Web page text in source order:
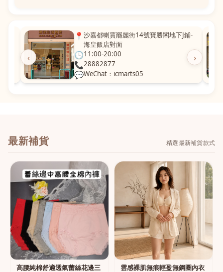
‹ ›
📍 沙嘉都喇賈罷麗街14號寶勝閣地下J鋪-
海皇飯店對面
🕒11:00-20:00
📞28882877
💬WeChat：icmarts05
最新補貨 精選最新補貨款式
高腰純棉舒適透氣蕾絲花邊三
雲感裸肌無痕輕盈無鋼圈內衣